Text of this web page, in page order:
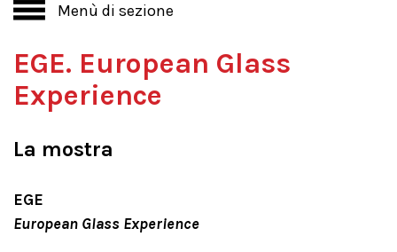
Menù di sezione
EGE. European Glass
Experience
La mostra
EGE
European Glass Experience